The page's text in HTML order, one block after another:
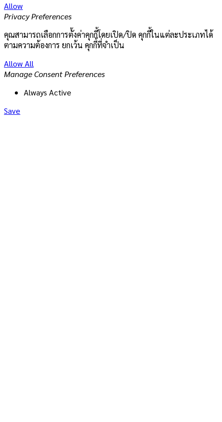
Allow
Privacy Preferences
คุณสามารถเลือกการตั้งค่าคุกกี้โดยเปิด/ปิด คุกกี้ในแต่ละประเภทได้
ตามความต้องการ ยกเว้น คุกกี้ที่จำเป็น
Allow All
Manage Consent Preferences
Always Active
Save